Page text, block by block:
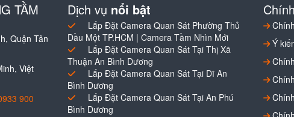
TẦM
Quận Tân
Việt
900
Dịch vụ nổi bật
Lắp Đặt Camera Quan Sát Phường Thủ
Dầu Một TP.HCM | Camera Tầm Nhìn Mới
Lắp Đặt Camera Quan Sát Tại Thị Xã
Thuận An Bình Dương
Lắp Đặt Camera Quan Sát Tại Dĩ An
Bình Dương
Lắp Đặt Camera Quan Sát Tại An Phú
Bình Dương
Ý